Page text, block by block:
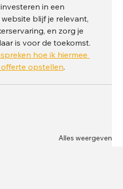
in een
blijf je relevant,
en zorg je
is voor de toekomst.
hoe ik hiermee
opstellen.
Alles weergeven